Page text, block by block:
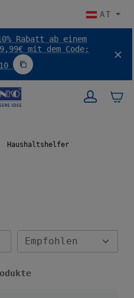
AT
Rabatt ab einem
mit dem Code:
Code SUMMER10 kopieren
Haushaltshelfer